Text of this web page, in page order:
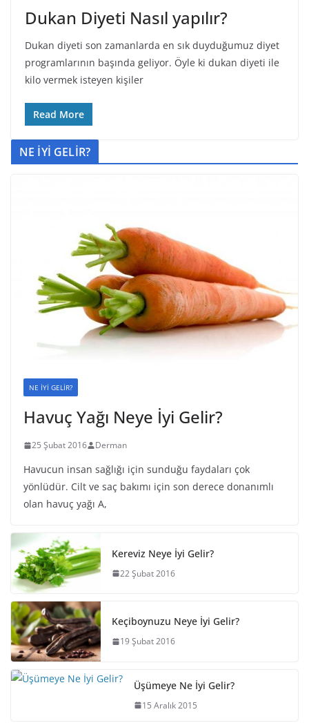
Dukan Diyeti Nasıl yapılır?
Dukan diyeti son zamanlarda en sık duyduğumuz diyet
programlarının başında geliyor. Öyle ki dukan diyeti ile
kilo vermek isteyen kişiler
Read More
NE İYİ GELİR?
NE İYİ GELİR?
Havuç Yağı Neye İyi Gelir?
25 Şubat 2016 Derman
Havucun insan sağlığı için sunduğu faydaları çok
yönlüdür. Cilt ve saç bakımı için son derece donanımlı
olan havuç yağı A,
Kereviz Neye İyi Gelir?
22 Şubat 2016
Keçiboynuzu Neye İyi Gelir?
19 Şubat 2016
Üşümeye Ne İyi Gelir?
15 Aralık 2015